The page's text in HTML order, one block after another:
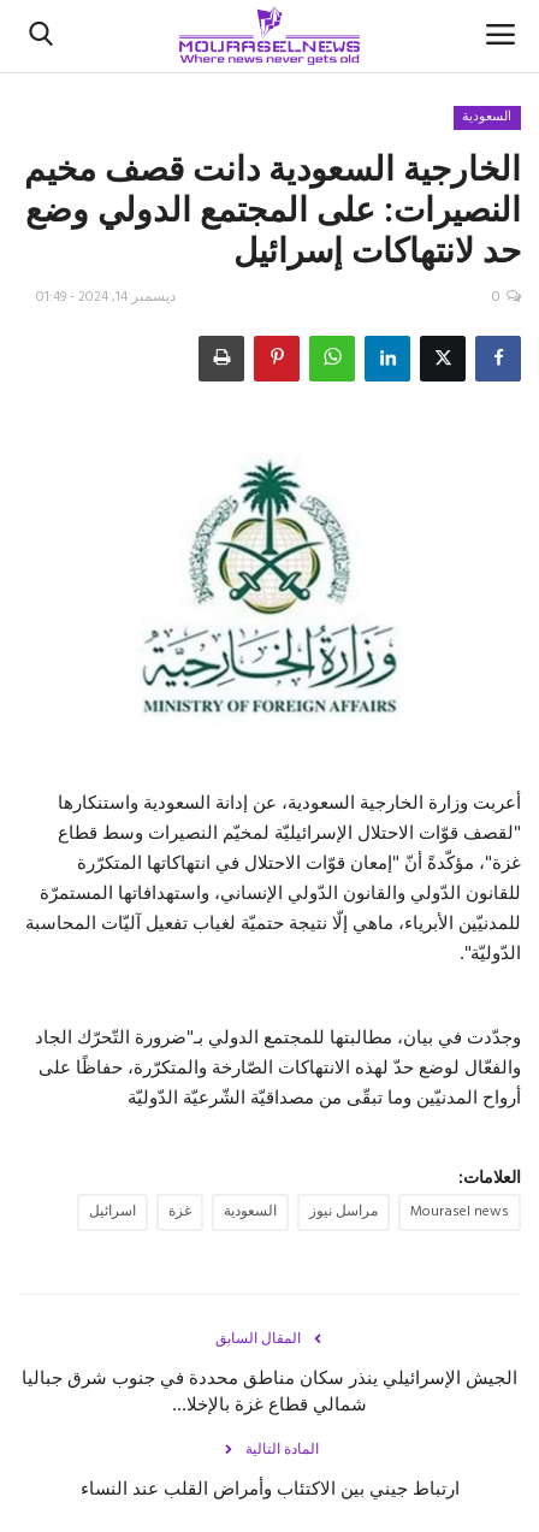
الأخبار
كتّابنا
السعودية
اقتصاد
السعودية
الخارجية السعودية دانت قصف مخيم
النصيرات: على المجتمع الدولي وضع
حد لانتهاكات إسرائيل
ديسمبر 14, 2024 - 01:49 0
أعربت وزارة الخارجية السعودية، عن إدانة السعودية واستنكارها
"لقصف قوّات الاحتلال الإسرائيليّة لمخيّم النصيرات وسط قطاع
غزة"، مؤكّدةً أنّ "إمعان قوّات الاحتلال في انتهاكاتها المتكرّرة
للقانون الدّولي والقانون الدّولي الإنساني، واستهدافاتها المستمرّة
للمدنيّين الأبرياء، ماهي إلّا نتيجة حتميّة لغياب تفعيل آليّات المحاسبة
الدّوليّة".
وجدّدت في بيان، مطالبتها للمجتمع الدولي بـ"ضرورة التّحرّك الجاد
والفعّال لوضع حدّ لهذه الانتهاكات الصّارخة والمتكرّرة، حفاظًا على
أرواح المدنيّين وما تبقّى من مصداقيّة الشّرعيّة الدّوليّة
العلامات:
Mourasel news مراسل نيوز السعودية غزة اسرائيل
المقال السابق
الجيش الإسرائيلي ينذر سكان مناطق محددة في جنوب شرق جباليا
شمالي قطاع غزة بالإخلا...
المادة التالية
ارتباط جيني بين الاكتئاب وأمراض القلب عند النساء